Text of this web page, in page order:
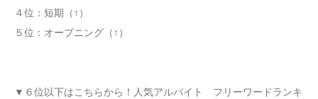
４位：短期（↑）
５位：オープニング（↑）
▼６位以下はこちらから！人気アルバイト フリーワードランキ